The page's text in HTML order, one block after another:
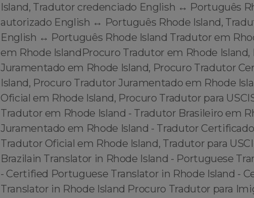
Island, Tradutor credenciado English ↔️ Português
autorizado English ↔️ Português Rhode Island,
English ↔️ Português Rhode Island Tradutor em
em Rhode IslandProcuro Tradutor em Rhode
Juramentado em Rhode Island, Procuro Tradutor
Island, Procuro Tradutor Juramentado em Rhode
Oficial em Rhode Island, Procuro Tradutor para
Tradutor em Rhode Island - Tradutor Brasileiro em
Juramentado em Rhode Island - Tradutor
Tradutor Oficial em Rhode Island, Tradutor para
Brazilain Translator in Rhode Island - Portuguese
- Certified Portuguese Translator in Rhode Island -
Translator in Rhode Island Procuro Tradutor para